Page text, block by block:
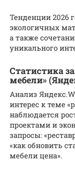
Тенденции 2026
экологичных
а также
уникального
Статистика
мебели»
Анализ
интерес к теме
наблюдается
проектами и
запросы:
«как обновить
мебели цена».